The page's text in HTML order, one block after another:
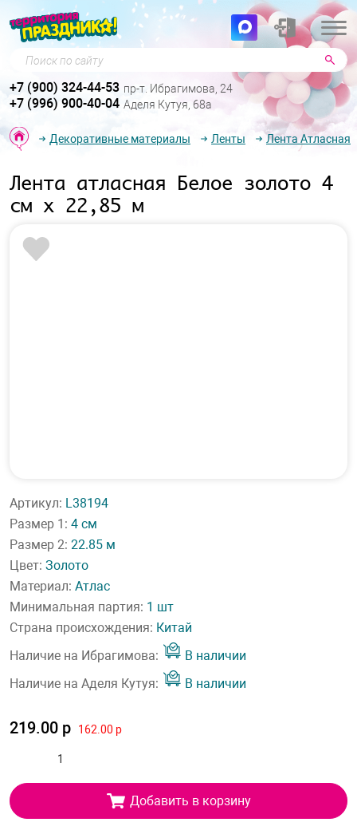
Поиск по сайту
+7 (900) 324-44-53 пр-т. Ибрагимова, 24
+7 (996) 900-40-04 Аделя Кутуя, 68а
Декоративные материалы Ленты Лента Атласная
Лента атласная Белое золото 4
см х 22,85 м
Артикул: L38194
Размер 1: 4 см
Размер 2: 22.85 м
Цвет: Золото
Материал: Атлас
Минимальная партия: 1 шт
Страна происхождения: Китай
Наличие на Ибрагимова:
В наличии
Наличие на Аделя Кутуя:
В наличии
219.00 р 162.00 р
Добавить в корзину